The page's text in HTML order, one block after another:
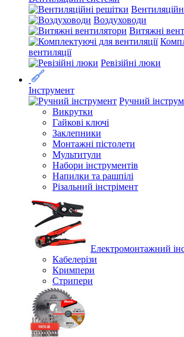
Воздуховоди
Витяжні
вентиляції
Ревізійні люки
Інструмент
Ручний
Викрутки
Гайкові ключі
Заклепники
Монтажні пістолети
Мультитули
Набори інструментів
Напилки та рашпілі
Різальний інстрімент
Електромонтажний
Кабелерізи
Кримпери
Стрипери